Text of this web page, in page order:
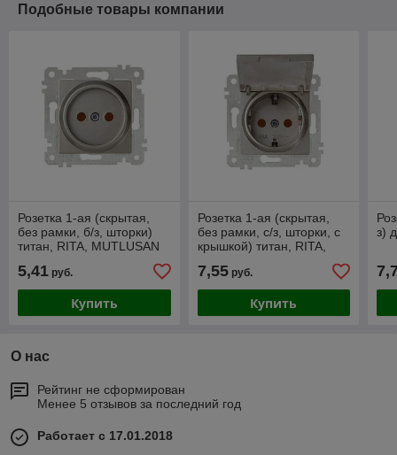
Подобные товары компании
Розетка 1-ая (скрытая,
без рамки, б/з, шторки)
титан, RITA, MUTLUSAN
5,41 руб.
Купить
Розетка 1-ая (скрытая,
без рамки, с/з, шторки, с
крышкой) титан, RITA,
7,55руб.
Купить
з)
О нас
Рейтинг не сформирован
Менее 5 отзывов за последний год
Работает с 17.01.2018